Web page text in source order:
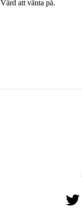
Värd att vänta på.